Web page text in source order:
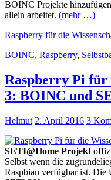
BOINC Projekte
allein arbeitet. (mehr …)
Raspberry für die
BOINC, Raspberry,
Raspberry Pi für
3: BOINC und
Helmut 2. April 2016 3
SETI@Home Projekt
Selbst wenn die
Raspbian verfügbar ist. Die